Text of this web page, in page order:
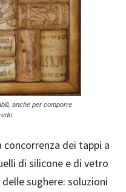
anche per comporre
dei tappi a
di silicone e di vetro
sughere: soluzioni